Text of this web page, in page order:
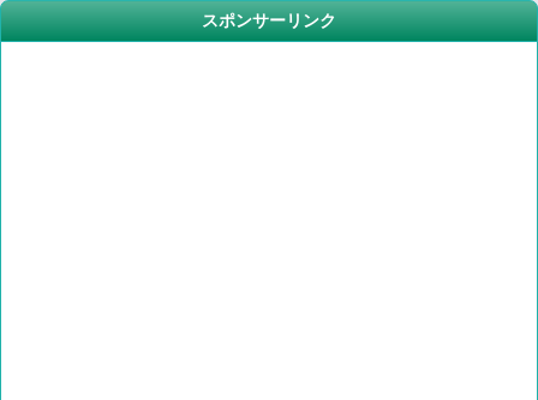
スポンサーリンク